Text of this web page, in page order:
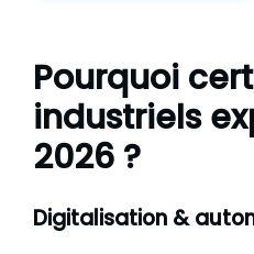
Pourquoi
industriels
2026 ?
Digitalisation &